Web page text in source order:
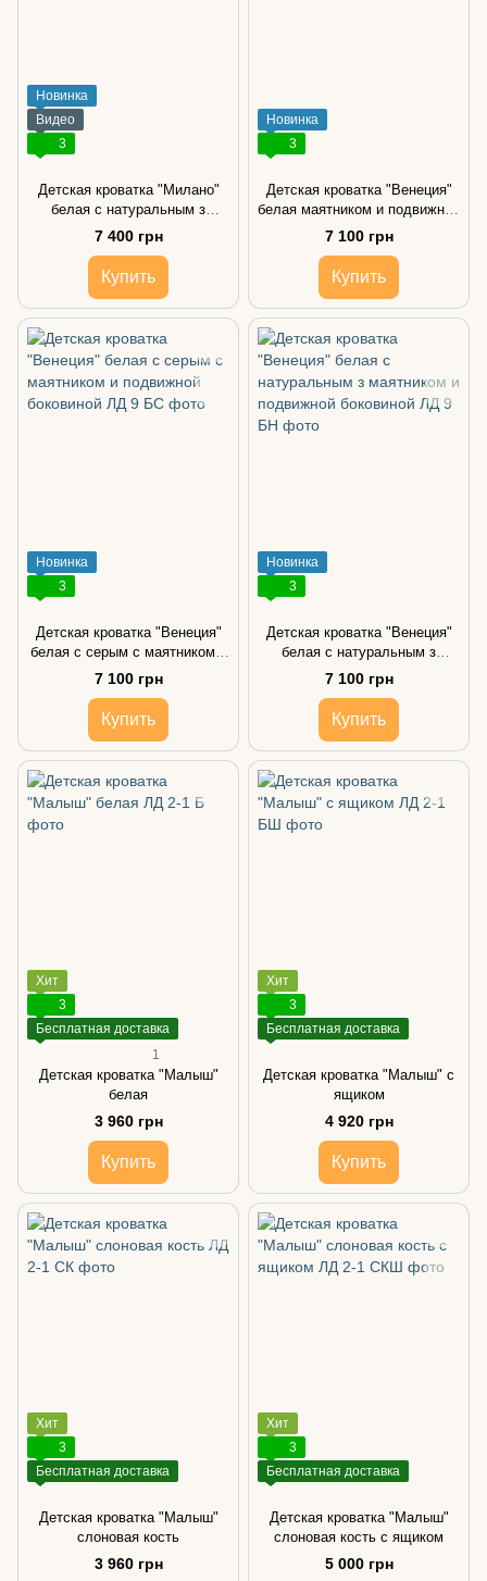
Новинка
Видео
3
Детская кроватка "Милано"
белая с натуральным з
маятником и опускной
боковиной
7 400 грн
Купить
Новинка
3
Детская кроватка "Венеция"
белая маятником и подвижной
боковиной
7 100 грн
Купить
Новинка
3
Детская кроватка "Венеция"
белая с серым с маятником и
подвижной боковиной
7 100 грн
Купить
Новинка
3
Детская кроватка "Венеция"
белая с натуральным з
маятником и подвижной
боковиной
7 100 грн
Купить
Хит
3
Бесплатная доставка
1
Детская кроватка "Малыш"
белая
3 960 грн
Купить
Хит
3
Бесплатная доставка
Детская кроватка "Малыш" с
ящиком
4 920 грн
Купить
Хит
3
Бесплатная доставка
Детская кроватка "Малыш"
слоновая кость
3 960 грн
Хит
3
Бесплатная доставка
Детская кроватка "Малыш"
слоновая кость с ящиком
5 000 грн